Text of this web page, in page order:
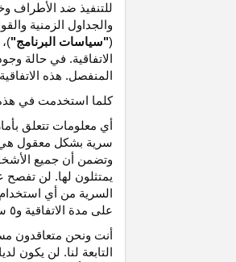
للتنفيذ ضد الأطراف
والجداول الزمنية
("سياسات البرنامج"
الاتفاقية. في حالة
المنفصل. هذه
كلما استخدمت في هذه
أي معلومات تتعلق
سرية بشكل معقول هي
وتضمن أن جميع
يمتثلون لها. لن تفصح
السرية من أي
على مدة الاتفاقية و٥ سنوات بعد الإنهاء.
أنت ونحن متعاقدون
التابعة لنا. لن